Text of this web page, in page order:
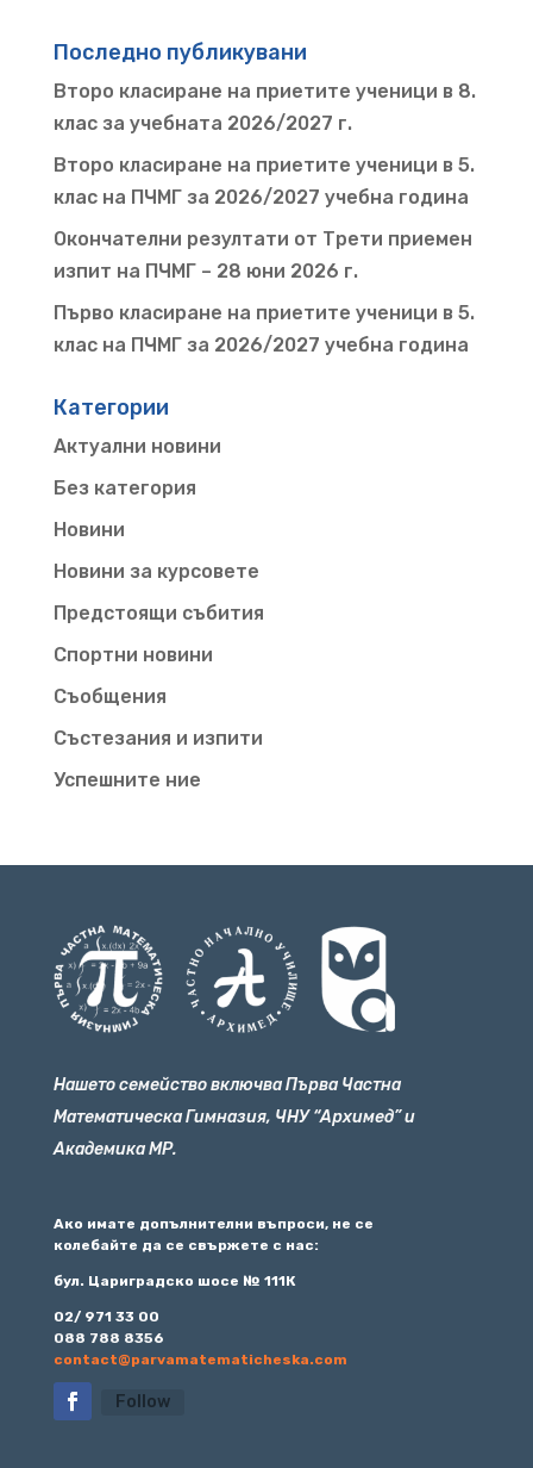
Последно публикувани
Второ класиране на приетите ученици в 8.
клас за учебната 2026/2027 г.
Второ класиране на приетите ученици в 5.
клас на ПЧМГ за 2026/2027 учебна година
Окончателни резултати от Трети приемен
изпит на ПЧМГ – 28 юни 2026 г.
Първо класиране на приетите ученици в 5.
клас на ПЧМГ за 2026/2027 учебна година
Категории
Актуални новини
Без категория
Новини
Новини за курсовете
Предстоящи събития
Спортни новини
Съобщения
Състезания и изпити
Успешните ние
Нашето семейство включва Първа Частна
Математическа Гимназия, ЧНУ “Архимед” и
Академика МР.
Ако имате допълнителни въпроси, не се
колебайте да се свържете с нас:
бул. Цариградско шосе № 111К
02/ 971 33 00
088 788 8356
contact@parvamatematicheska.com
Follow